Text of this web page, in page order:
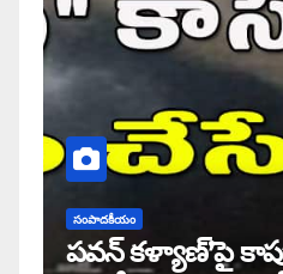
సంపాదకీయం
పవన్ కళ్యాణ్’పై